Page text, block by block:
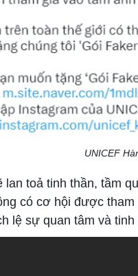
UNICEF
lan toả tinh thần, tầm
có cơ hội được
lệ sự quan tâm và